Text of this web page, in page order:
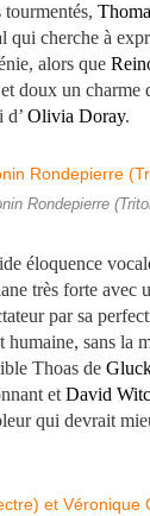
tourmentés,
qui cherche à
alors que
doux un charme
d’ Olivia Doray.
Rondepierre
éloquence
très forte avec
par sa
humaine, sans la
Thoas de
et David
qui devrait